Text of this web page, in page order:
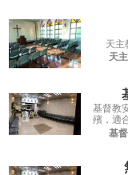
天主
天
基督教
殯，適
基